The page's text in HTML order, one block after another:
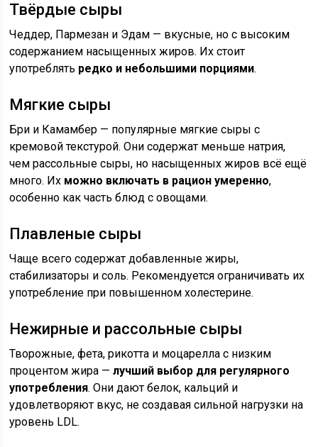
Твёрдые сыры
Чеддер, Пармезан и Эдам — вкусные, но с высоким
содержанием насыщенных жиров. Их стоит
употреблять редко и небольшими порциями.
Мягкие сыры
Бри и Камамбер — популярные мягкие сыры с
кремовой текстурой. Они содержат меньше натрия,
чем рассольные сыры, но насыщенных жиров всё ещё
много. Их можно включать в рацион умеренно,
особенно как часть блюд с овощами.
Плавленые сыры
Чаще всего содержат добавленные жиры,
стабилизаторы и соль. Рекомендуется ограничивать их
употребление при повышенном холестерине.
Нежирные и рассольные сыры
Творожные, фета, рикотта и моцарелла с низким
процентом жира —лучший выбор для регулярного
употребления. Они дают белок, кальций и
удовлетворяют вкус, не создавая сильной нагрузки на
уровень LDL.